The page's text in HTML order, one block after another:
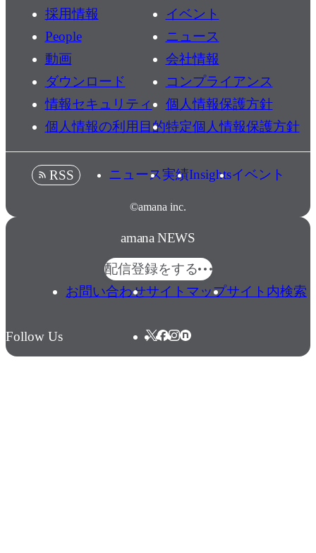
採用情報
イベント
People
ニュース
動画
会社情報
ダウンロード
コンプライアンス
情報セキュリティ
個人情報保護方針
個人情報の利用目的特定個人情報保護方針
©amana inc.
RSS ニュース実績Insightsイベント
amana NEWS
配信登録をする
お問い合わせサイトマップサイト内検索
Follow Us